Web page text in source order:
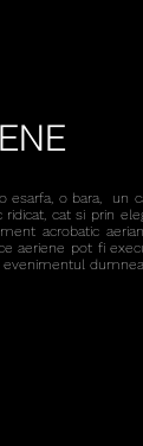
o bara, un
cat si prin
acrobatic
aeriene pot fi